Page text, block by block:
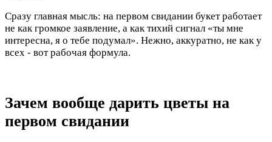
Сразу главная мысль: на первом свидании букет работает
не как громкое заявление, а как тихий сигнал «ты мне
интересна, я о тебе подумал». Нежно, аккуратно, не как у
всех - вот рабочая формула.
Зачем вообще дарить цветы на
первом свидании